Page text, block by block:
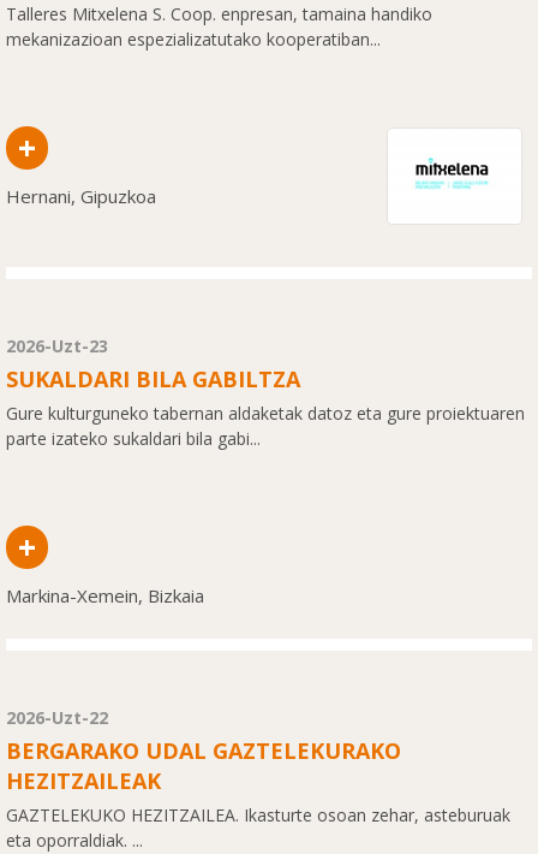
Talleres Mitxelena S. Coop. enpresan, tamaina handiko
mekanizazioan espezializatutako kooperatiban...
+
Hernani, Gipuzkoa
2026-Uzt-23
SUKALDARI BILA GABILTZA
Gure kulturguneko tabernan aldaketak datoz eta gure proiektuaren
parte izateko sukaldari bila gabi...
+
Markina-Xemein, Bizkaia
2026-Uzt-22
BERGARAKO UDAL GAZTELEKURAKO
HEZITZAILEAK
GAZTELEKUKO HEZITZAILEA. Ikasturte osoan zehar, asteburuak
eta oporraldiak. ...